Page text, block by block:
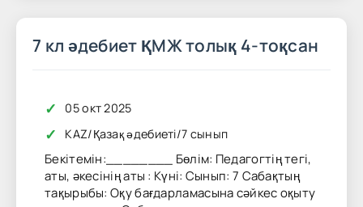
7 кл әдебиет ҚМЖ толық 4-тоқсан
✓ 05 окт 2025
✓ KAZ/Қазақ әдебиеті/7 сынып
Бекітемін:________ Бөлім: Педагогтің тегі,
аты, әкесінің аты : Күні: Сынып: 7 Сабақтың
тақырыбы: Оқу бағдарламасына сәйкес оқыту